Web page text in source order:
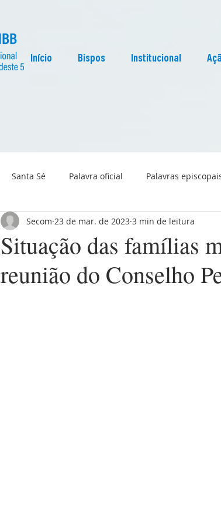
Início Bispos Institucional
Santa Sé Palavra oficial Palavras
Igreja no Mundo Liturgia Pascom
Situação das famílias
reunião do Conselho
Secom 23 de mar. de 2023 3 min de leitura